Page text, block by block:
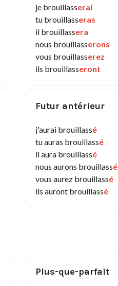
je brouillasserai
tu brouillasseras
il brouillassera
nous brouillasserons
vous brouillasserez
ils brouillasseront
Futur antérieur
j'aurai brouillassé
tu auras brouillassé
il aura brouillassé
nous aurons brouillassé
vous aurez brouillassé
ils auront brouillassé
Plus-que-parfait